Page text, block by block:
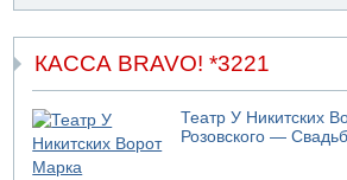
КАССА BRAVO! *3221
Театр У Никитских
Розовского —